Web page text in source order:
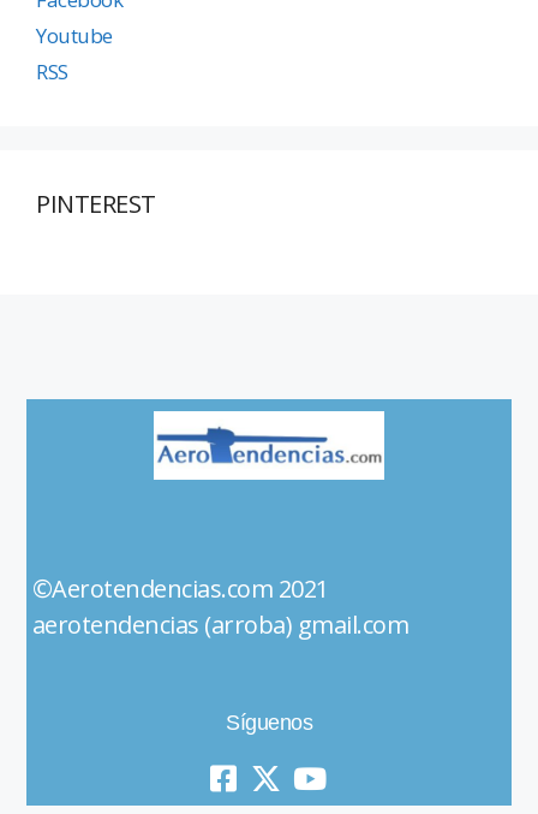
Youtube
RSS
PINTEREST
©Aerotendencias.com 2021
aerotendencias (arroba) gmail.com
Síguenos